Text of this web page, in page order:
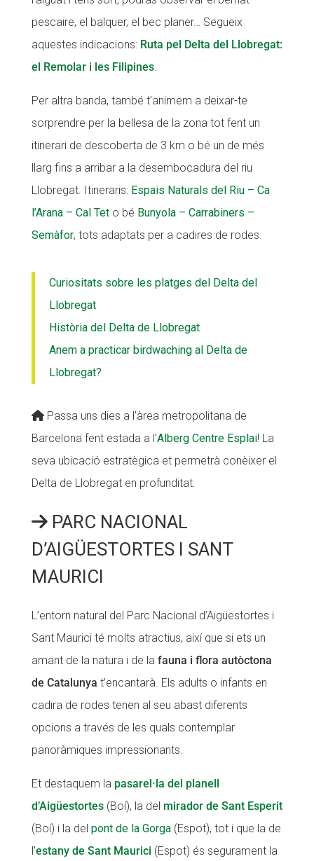
pescaire, el balquer, el bec planer… Segueix
aquestes indicacions: Ruta pel Delta del Llobregat:
el Remolar i les Filipines.
Per altra banda, també t’animem a deixar-te
sorprendre per la bellesa de la zona tot fent un
itinerari de descoberta de 3 km o bé un de més
llarg fins a arribar a la desembocadura del riu
Llobregat. Itineraris: Espais Naturals del Riu – Ca
l’Arana – Cal Teto bé Bunyola – Carrabiners –
Semàfor, tots adaptats per a cadires de rodes.
Curiositats sobre les platges del Delta del
Llobregat
Història del Delta de Llobregat
Anem a practicar birdwaching al Delta de
Llobregat?
Passa uns dies a l’àrea metropolitana de
Barcelona fent estada a l’Alberg Centre Esplai! La
seva ubicació estratègica et permetrà conèixer el
Delta de Llobregat en profunditat.
PARC NACIONAL
D’AIGÜESTORTES I SANT
MAURICI
L’entorn natural del Parc Nacional d’Aigüestortes i
Sant Maurici té molts atractius, així que si ets un
amant de la natura i de la fauna i flora autòctona
de Catalunya t’encantarà. Els adults o infants en
cadira de rodes tenen al seu abast diferents
opcions a través de les quals contemplar
panoràmiques impressionants.
Et destaquem la pasarel·la del planell
d’Aigüestortes(Boí), la del mirador de Sant Esperit
(Boí) i la del pont de la Gorga(Espot), tot i que la de
l’estany de Sant Maurici (Espot) és segurament la